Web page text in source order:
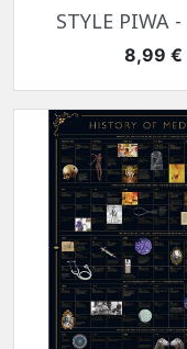
Szybki
STYLE PIWA
Cena
8,99 €